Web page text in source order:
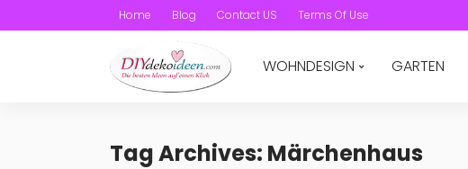
Home Blog Contact US Terms Of Use
WOHNDESIGN GARTEN
Tag Archives: Märchenhaus